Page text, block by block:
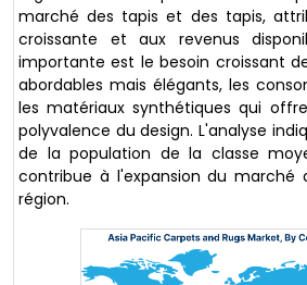
marché des tapis et des tapis,
croissante et aux revenus
importante est le besoin croissant
abordables mais élégants, les
les matériaux synthétiques qui
polyvalence du design. L'analyse
de la population de la classe
contribue à l'expansion du marché
région.